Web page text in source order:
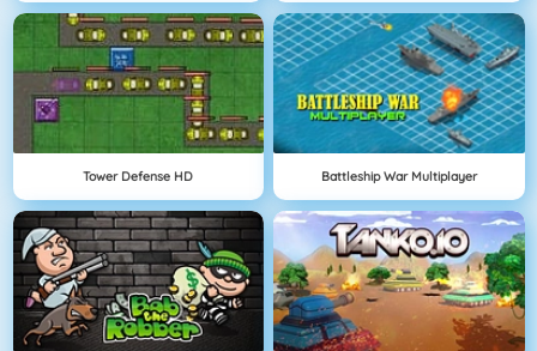
Tower Defense HD Battleship War Multiplayer